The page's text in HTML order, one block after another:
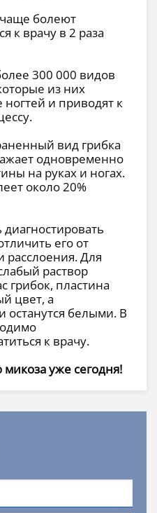
болеют
к врачу в 2 раза
300 000 видов
из них
и приводят к
вид грибка
одновременно
на руках и ногах.
около 20%
его от
Для
раствор
грибок, пластина
цвет, а
останутся белыми. В
к врачу.
уже сегодня!